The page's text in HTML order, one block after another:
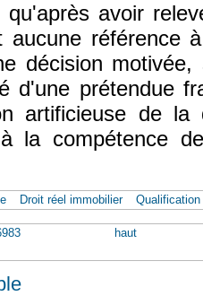
qu'après avoir
aucune référence
décision motivée,
d'une prétendue
artificieuse de la
la compétence
Droit réel immobilier Qualification
haut